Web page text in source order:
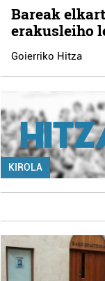
Bareak
erakusleiho
Goierriko Hitza
KIROLA